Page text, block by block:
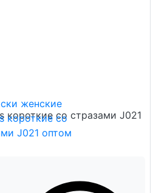
короткие со стразами J021